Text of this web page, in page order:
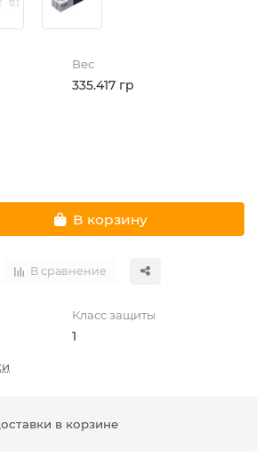
Вес
335.417 гр
В корзину
В сравнение
Класс защиты
1
в корзине